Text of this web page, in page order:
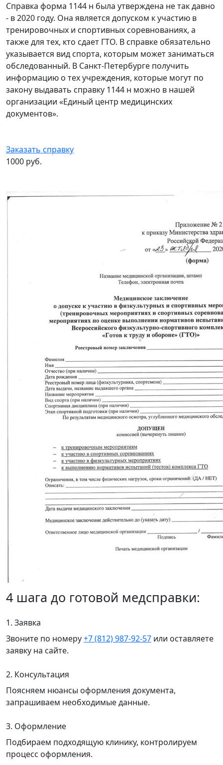
Справка форма 1144 н была утверждена не так давно
- в 2020 году. Она является допуском к участию в
тренировочных и спортивных соревнованиях, а
также для тех, кто сдает ГТО. В справке обязательно
указывается вид спорта, которым может заниматься
обследованный. В Санкт-Петербурге получить
информацию о тех учреждения, которые могут по
закону выдавать справку 1144 н можно в нашей
организации «Единый центр медицинских
документов».
Заказать справку
1000 руб.
4 шага до готовой медсправки:
1. Заявка
Звоните по номеру+7 (812) 987-92-57 или оставляете
заявку на сайте.
2. Консультация
Поясняем нюансы оформления документа,
запрашиваем необходимые данные.
3. Оформление
Подбираем подходящую клинику, контролируем
процесс оформления.